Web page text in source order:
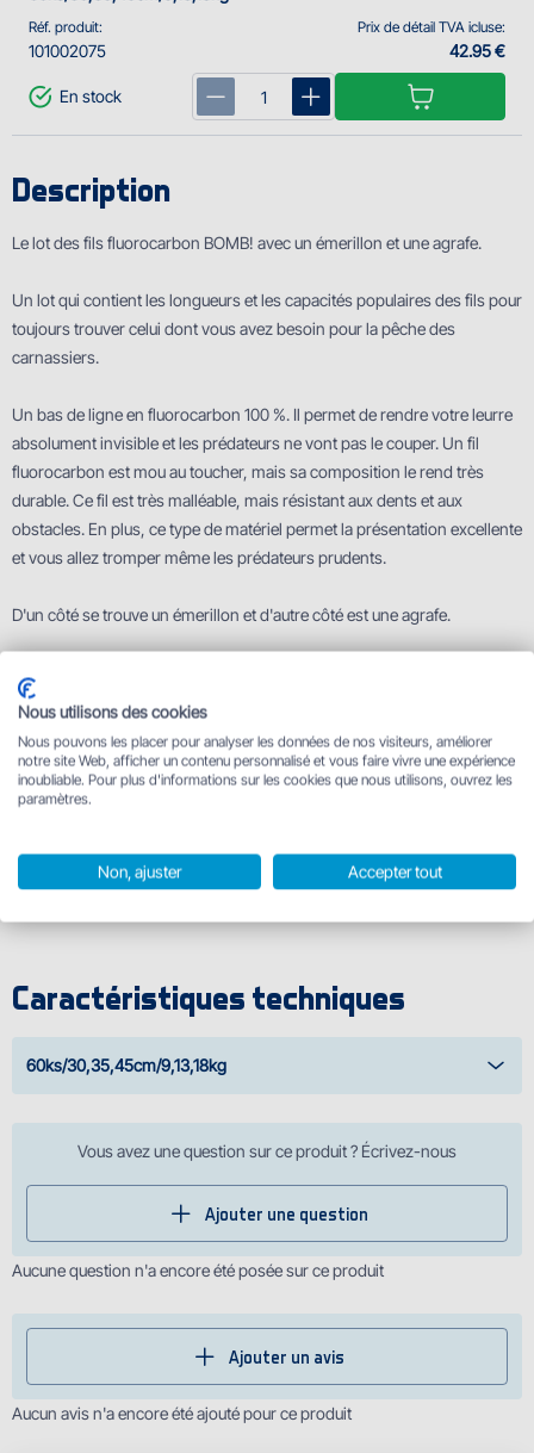
Réf. produit:
101002075
Prix de détail TVA icluse:
42.95 €
En stock
Description
Le lot des fils fluorocarbon BOMB! avec un émerillon et une agrafe.
Un lot qui contient les longueurs et les capacités populaires des fils pour
toujours trouver celui dont vous avez besoin pour la pêche des
carnassiers.
Un bas de ligne en fluorocarbon 100 %. Il permet de rendre votre leurre
absolument invisible et les prédateurs ne vont pas le couper. Un fil
fluorocarbon est mou au toucher, mais sa composition le rend très
durable. Ce fil est très malléable, mais résistant aux dents et aux
obstacles. En plus, ce type de matériel permet la présentation excellente
et vous allez tromper même les prédateurs prudents.
D'un côté se trouve un émerillon et d'autre côté est une agrafe.
20x 30 cm/9 kg
20x 40 cm/18 kg
Les tailles des émerillons et agrafes pour ce fil :
- 35 cm/13 kg- émerillon # 5, agrafe # 2
Caractéristiques techniques
60ks/30,35,45cm/9,13,18kg
Vous avez une question sur ce produit ? Écrivez-nous
Ajouter une question
Aucune question n'a encore été posée sur ce produit
Ajouter un avis
Aucun avis n'a encore été ajouté pour ce produit
Nous utilisons des cookies
Nous pouvons les placer pour analyser les données de nos visiteurs, améliorer
notre site Web, afficher un contenu personnalisé et vous faire vivre une expérience
inoubliable. Pour plus d'informations sur les cookies que nous utilisons, ouvrez les
paramètres.
Non, ajuster Accepter tout